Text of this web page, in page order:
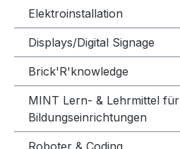
Elektroinstallation
Displays/Digital Signage
Brick'R'knowledge
MINT Lern- & Lehrmittel für
Bildungseinrichtungen
Roboter & Coding